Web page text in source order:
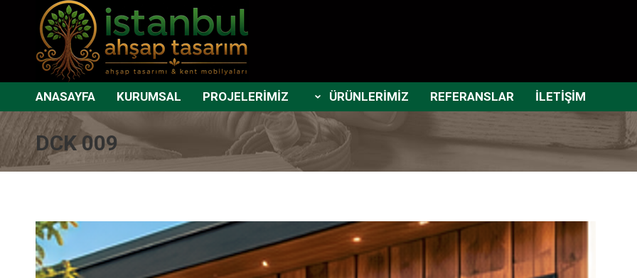
ANASAYFA KURUMSAL PROJELERİMİZ ÜRÜNLERİMİZ REFERANSLAR İLETİŞİM
DCK 009